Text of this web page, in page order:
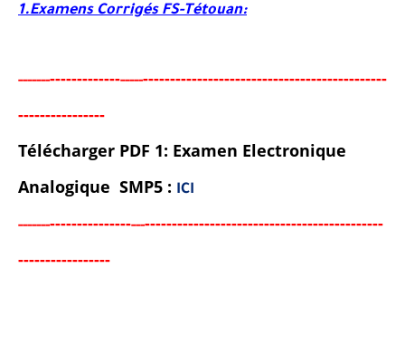
1.Examens Corrigés FS-Tétouan:
----------------------------------------------------------------------
----------------
Télécharger PDF 1: Examen Electronique
Analogique SMP5 : ICI
---------------------------------------------------------------------
-----------------